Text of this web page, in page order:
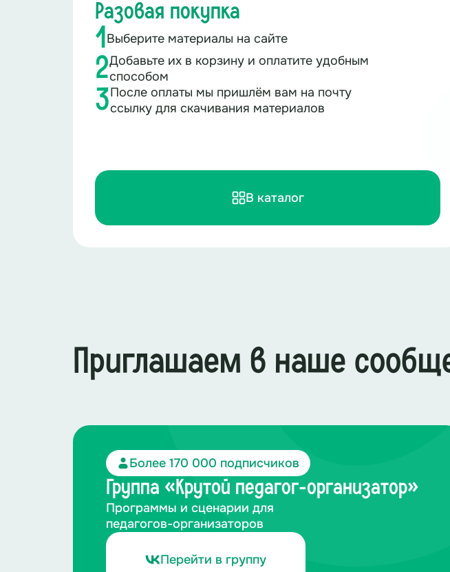
Разовая покупка
1Выберите материалы на сайте
2Добавьте их в корзину и оплатите удобным
способом
3После оплаты мы пришлём вам на почту
ссылку для скачивания материалов
В каталог
Приглашаем в наше
Более 170 000 подписчиков
Группа «Крутой педагог-организатор»
Программы и сценарии для
педагогов-организаторов
Перейти в группу